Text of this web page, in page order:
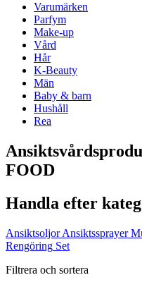
Varumärken
Parfym
Make-up
Vård
Hår
K-Beauty
Män
Baby & barn
Hushåll
Rea
FOOD
Handla efter
Ansiktsoljor Ansiktssprayer
Rengöring Set
Filtrera och sortera